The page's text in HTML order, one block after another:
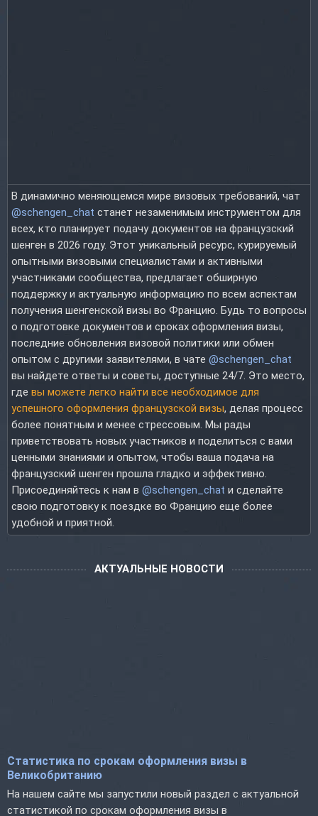
В динамично меняющемся мире визовых требований, чат
@schengen_chat станет незаменимым инструментом для
всех, кто планирует подачу документов на французский
шенген в 2026 году. Этот уникальный ресурс, курируемый
опытными визовыми специалистами и активными
участниками сообщества, предлагает обширную
поддержку и актуальную информацию по всем аспектам
получения шенгенской визы во Францию. Будь то вопросы
о подготовке документов и сроках оформления визы,
последние обновления визовой политики или обмен
опытом с другими заявителями, в чате @schengen_chat
вы найдете ответы и советы, доступные 24/7. Это место,
где вы можете легко найти все необходимое для
успешного оформления французской визы, делая процесс
более понятным и менее стрессовым. Мы рады
приветствовать новых участников и поделиться с вами
ценными знаниями и опытом, чтобы ваша подача на
французский шенген прошла гладко и эффективно.
Присоединяйтесь к нам в @schengen_chat и сделайте
свою подготовку к поездке во Францию еще более
удобной и приятной.
АКТУАЛЬНЫЕ НОВОСТИ
Статистика по срокам оформления визы в
Великобританию
На нашем сайте мы запустили новый раздел с актуальной
статистикой по срокам оформления визы в